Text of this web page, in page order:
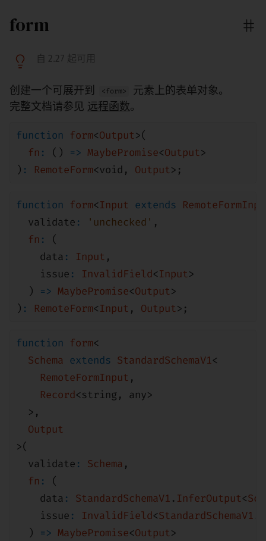
form
自 2.27 起可用
创建一个可展开到 <form>
元素上的表单对象。
完整文档请参见 远程函数。
function form<Output>(
fn : () => MaybePromise<Output>
) : RemoteForm<void , Output>;
function form<Input extends
validate : 'unchecked' ,
fn :
(
data : Input ,
issue : InvalidField<Input>
)
=> MaybePromise<Output>
) : RemoteForm<Input , Output>;
function form<
Schema extends StandardSchemaV1<
RemoteFormInput ,
Record <string , any>
> ,
Output
>(
validate : Schema ,
fn :
(
data : StandardSchemaV1 . InferOutput<
issue : InvalidField <StandardSchemaV1
)
=> MaybePromise<Output>